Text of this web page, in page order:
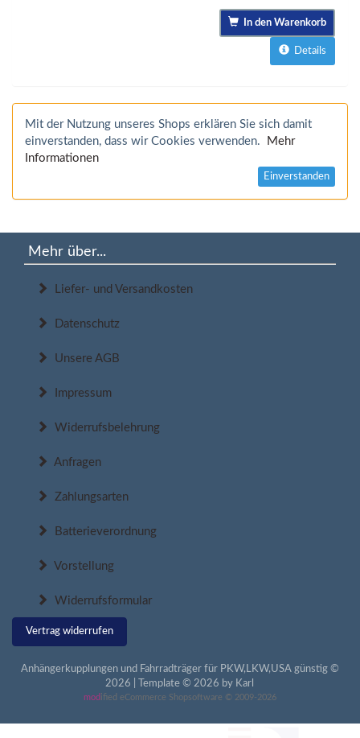
In den Warenkorb
Details
Mit der Nutzung unseres Shops erklären Sie sich damit
einverstanden, dass wir Cookies verwenden.
Mehr
Informationen
Einverstanden
Mehr über...
Liefer- und Versandkosten
Datenschutz
Unsere AGB
Impressum
Widerrufsbelehrung
Anfragen
Zahlungsarten
Batterieverordnung
Vorstellung
Widerrufsformular
Vertrag widerrufen
Anhängerkupplungen und Fahrradträger für PKW,LKW,USA günstig ©
2026 | Template © 2026 by Karl
mod ified eCommerce Shopsoftware © 2009-2026